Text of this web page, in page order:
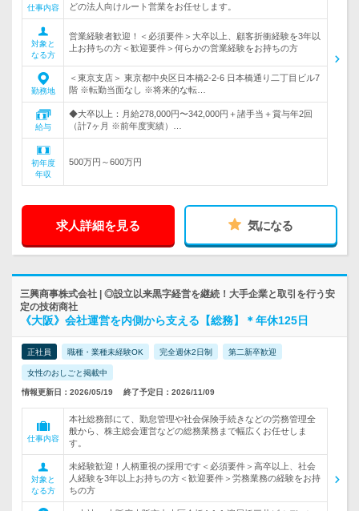
仕事内容
どの法人向けルート営業をお任せします。
対象と
なる方
営業経験者歓迎！＜必須要件＞大卒以上、顧客折衝経験を3年以
上お持ちの方＜歓迎要件＞何らかの営業経験をお持ちの方
勤務地
＜東京支店＞ 東京都中央区日本橋2-2-6 日本橋通り二丁目ビル7
階 ※転勤当面なし ※将来的な転…
給与
◆大卒以上：月給278,000円〜342,000円＋諸手当＋賞与年2回
（計7ヶ月 ※前年度実績）…
初年度
年収
500万円～600万円
求人詳細を見る 気になる
三興商事株式会社 | ◎設立以来黒字経営を継続！大手企業と取引を行う安
定の技術商社
《大阪》会社運営を内側から支える【総務】＊年休125日
正社員 職種・業種未経験OK 完全週休2日制 第二新卒歓迎
女性のおしごと掲載中
情報更新日：2026/05/19 終了予定日：2026/11/09
仕事内容
本社総務部にて、勤怠管理や社会保険手続きなどの労務管理全
般から、株主総会運営などの総務業務まで幅広くお任せしま
す。
対象と
なる方
未経験歓迎！人柄重視の採用です＜必須要件＞高卒以上、社会
人経験を3年以上お持ちの方＜歓迎要件＞労務業務の経験をお持
ちの方